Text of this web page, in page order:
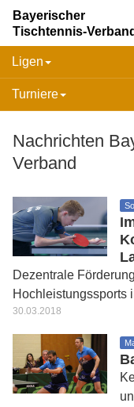
Bayerischer
Tischtennis-Verband
Ligen
Turniere
Nachrichten
Verband
Dezentrale
Hochleistungssports
30.03.2018